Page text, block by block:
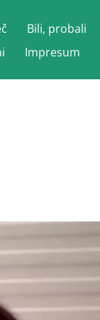
Bili, probali
Impresum